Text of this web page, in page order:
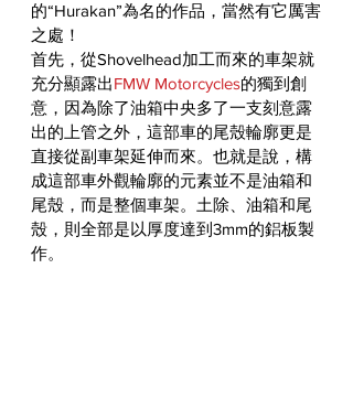
的“Hurakan”為名的作品，當然有它厲害
之處！
首先，從Shovelhead加工而來的車架就
充分顯露出FMW Motorcycles的獨到創
意，因為除了油箱中央多了一支刻意露
出的上管之外，這部車的尾殼輪廓更是
直接從副車架延伸而來。也就是說，構
成這部車外觀輪廓的元素並不是油箱和
尾殼，而是整個車架。土除、油箱和尾
殼，則全部是以厚度達到3mm的鋁板製
作。